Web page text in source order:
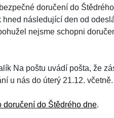
doručení do
následující den od
nejsme schopni
Na poštu uvádí pošta, že
u nás do úterý 21.12. včetně.
doručení do Štědrého dne.